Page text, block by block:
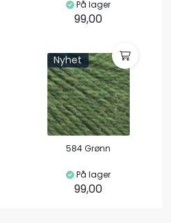
På lager
99,00
Nyhet
584 Grønn
På lager
99,00